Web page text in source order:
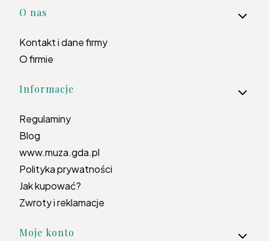
Linki w stopce
O nas
Kontakt i dane firmy
O firmie
Informacje
Regulaminy
Blog
www.muza.gda.pl
Polityka prywatności
Jak kupować?
Zwroty i reklamacje
Moje konto